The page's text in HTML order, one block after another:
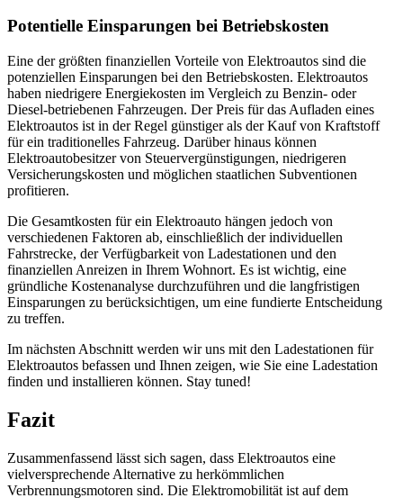
Potentielle Einsparungen bei Betriebskosten
Eine der größten finanziellen Vorteile von Elektroautos sind die
potenziellen Einsparungen bei den Betriebskosten. Elektroautos
haben niedrigere Energiekosten im Vergleich zu Benzin- oder
Diesel-betriebenen Fahrzeugen. Der Preis für das Aufladen eines
Elektroautos ist in der Regel günstiger als der Kauf von Kraftstoff
für ein traditionelles Fahrzeug. Darüber hinaus können
Elektroautobesitzer von Steuervergünstigungen, niedrigeren
Versicherungskosten und möglichen staatlichen Subventionen
profitieren.
Die Gesamtkosten für ein Elektroauto hängen jedoch von
verschiedenen Faktoren ab, einschließlich der individuellen
Fahrstrecke, der Verfügbarkeit von Ladestationen und den
finanziellen Anreizen in Ihrem Wohnort. Es ist wichtig, eine
gründliche Kostenanalyse durchzuführen und die langfristigen
Einsparungen zu berücksichtigen, um eine fundierte Entscheidung
zu treffen.
Im nächsten Abschnitt werden wir uns mit den Ladestationen für
Elektroautos befassen und Ihnen zeigen, wie Sie eine Ladestation
finden und installieren können. Stay tuned!
Fazit
Zusammenfassend lässt sich sagen, dass Elektroautos eine
vielversprechende Alternative zu herkömmlichen
Verbrennungsmotoren sind. Die Elektromobilität ist auf dem